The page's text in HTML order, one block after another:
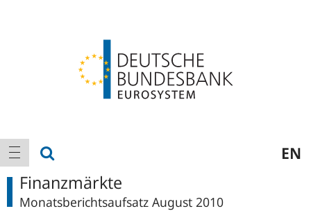
Hauptnavigation
Navigation anzeigen EN
Finanzmärkte
Monatsberichtsaufsatz August 2010